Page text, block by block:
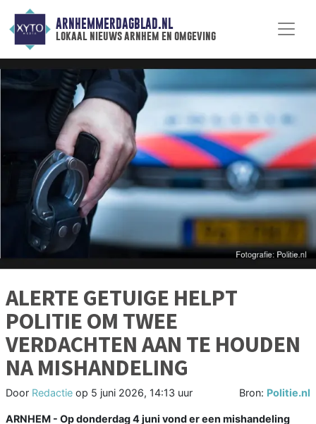
ARNHEMMERDAGBLAD.NL
lokaal nieuws arnhem en omgeving
ALERTE GETUIGE HELPT
POLITIE OM TWEE
VERDACHTEN AAN TE HOUDEN
NA MISHANDELING
Door Redactie op 5 juni 2026, 14:13 uur Bron: Politie.nl
ARNHEM - Op donderdag 4 juni vond er een mishandeling